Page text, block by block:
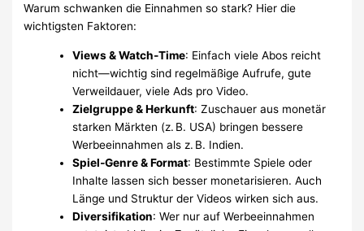
Warum schwanken die Einnahmen so stark? Hier die
wichtigsten Faktoren:
Views & Watch‑Time: Einfach viele Abos reicht
nicht—wichtig sind regelmäßige Aufrufe, gute
Verweildauer, viele Ads pro Video.
Zielgruppe & Herkunft: Zuschauer aus monetär
starken Märkten (z. B. USA) bringen bessere
Werbeeinnahmen als z. B. Indien.
Spiel‑Genre & Format: Bestimmte Spiele oder
Inhalte lassen sich besser monetarisieren. Auch
Länge und Struktur der Videos wirken sich aus.
Diversifikation: Wer nur auf Werbeeinnahmen